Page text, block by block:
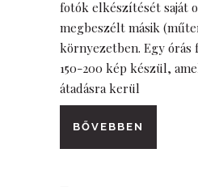
fotók elkészítését saját
megbeszélt másik
környezetben. Egy órás
150-200 kép készül,
átadásra kerül
BŐVEBBEN